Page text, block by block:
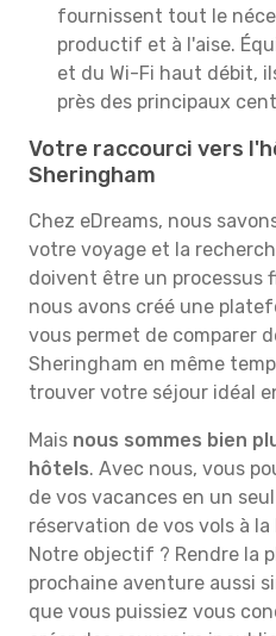
fournissent tout le
productif et à l'aise.
et du Wi-Fi haut débit,
près des principaux
Votre raccourci vers
Sheringham
Chez eDreams, nous
votre voyage et la
doivent être un processus
nous avons créé une
vous permet de comparer
Sheringham en même
trouver votre séjour idéal
Mais nous sommes bien
hôtels. Avec nous, vous
de vos vacances en un
réservation de vos vols à
Notre objectif ? Rendre la
prochaine aventure aussi
que vous puissiez vous